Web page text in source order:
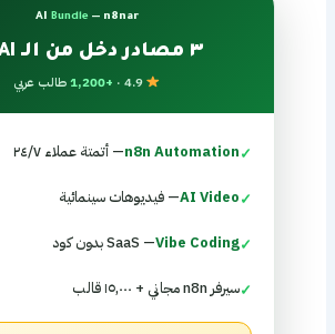
AI Bundle — n8nar
٣ مصادر دخل من الـ AI
4.9 ·
+1,200 طالب عربي
✓
n8n Automation— أتمتة عملاء ٢٤/٧
✓
AI Video— فيديوهات سينمائية
✓
Vibe Coding— SaaS بدون كود
✓سيرفر n8n مجاني + ١٥,٠٠٠ قالب